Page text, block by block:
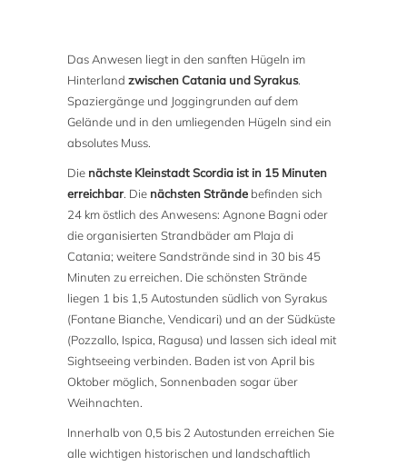
Das Anwesen liegt in den sanften Hügeln im
Hinterlandzwischen Catania und Syrakus.
Spaziergänge und Joggingrunden auf dem
Gelände und in den umliegenden Hügeln sind ein
absolutes Muss.
Die nächste Kleinstadt Scordia ist in 15 Minuten
erreichbar. Die nächsten Strände befinden sich
24 km östlich des Anwesens: Agnone Bagni oder
die organisierten Strandbäder am Plaja di
Catania; weitere Sandstrände sind in 30 bis 45
Minuten zu erreichen. Die schönsten Strände
liegen 1 bis 1,5 Autostunden südlich von Syrakus
(Fontane Bianche, Vendicari) und an der Südküste
(Pozzallo, Ispica, Ragusa) und lassen sich ideal mit
Sightseeing verbinden. Baden ist von April bis
Oktober möglich, Sonnenbaden sogar über
Weihnachten.
Innerhalb von 0,5 bis 2 Autostunden erreichen Sie
alle wichtigen historischen und landschaftlich